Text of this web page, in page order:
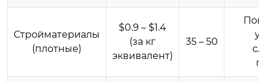
Стройматериалы
(плотные)
$0.9 – $1.4
(за кг
эквивалент)
35 – 50